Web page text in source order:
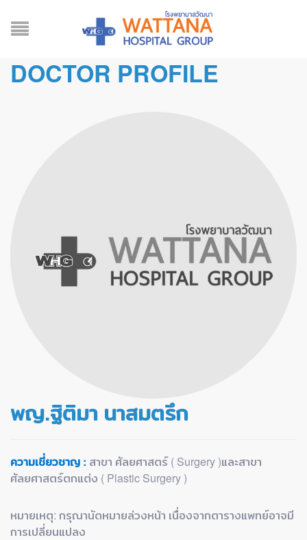
DOCTOR PROFILE
พญ.ฐิติมา นาสมตรึก
ความเชี่ยวชาญ : สาขา ศัลยศาสตร์ ( Surgery )และสาขา
ศัลยศาสตร์ตกแต่ง ( Plastic Surgery )
หมายเหตุ: กรุณานัดหมายล่วงหน้า เนื่องจากตารางแพทย์อาจมี
การเปลี่ยนแปลง